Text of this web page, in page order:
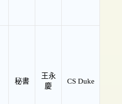
秘書
王永
慶
CS Duke